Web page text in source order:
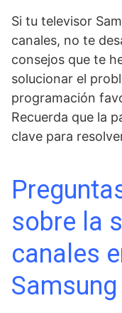
Si tu televisor
canales, no te
consejos que te
solucionar el
programación
Recuerda que la
clave para
sobre la
canales
Samsung